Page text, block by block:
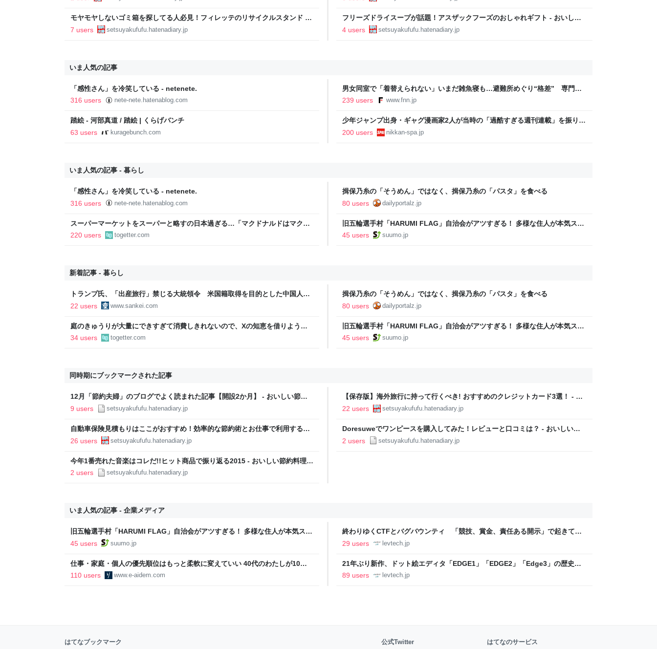
モヤモヤしないゴミ箱を探してる人必見！フィレッテのリサイクルスタンド #
ゴミ箱解消 - おいしい節約料理のススメ
7 users setsuyakufufu.hatenadiary.jp
フリーズドライスープが話題！アスザックフーズのおしゃれギフト - おいしい
節約料理のススメ
4 users setsuyakufufu.hatenadiary.jp
いま人気の記事
「感性さん」を冷笑している - netenete.
316 users
nete-nete.hatenablog.com
男女同室で「着替えられない」いまだ雑魚寝も…避難所めぐり“格差” 専門家
「標準化されていない」 令和8年熊本地震｜FNNプライムオンライン
239 users www.fnn.jp
踏絵 - 河部真道 / 踏絵 | くらげバンチ
63 users
kuragebunch.com
少年ジャンプ出身・ギャグ漫画家2人が当時の「過酷すぎる週刊連載」を振り返
る。「ヘルニアで入院しても原稿は落とさない」ストイックな舞台裏 | 日刊
200 users nikkan-spa.jp
いま人気の記事 - 暮らし
「感性さん」を冷笑している - netenete.
316 users
nete-nete.hatenablog.com
揖保乃糸の「そうめん」ではなく、揖保乃糸の「パスタ」を食べる
80 users
dailyportalz.jp
スーパーマーケットをスーパーと略すの日本過ぎる…「マクドナルドはマクド
であるべき」「海外でもある」など
220 users togetter.com
旧五輪選手村「HARUMI FLAG」自治会がアツすぎる！ 多様な住人が本気スキ
ルで挑む、盆踊り2万人集客や交通改善など“街の価値向上”戦略 東京・中央区
45 users suumo.jp
新着記事 - 暮らし
トランプ氏、「出産旅行」禁じる大統領令 米国籍取得を目的とした中国人ら
の渡米を問題視
22 users www.sankei.com
揖保乃糸の「そうめん」ではなく、揖保乃糸の「パスタ」を食べる
80 users
dailyportalz.jp
庭のきゅうりが大量にできすぎて消費しきれないので、Xの知恵を借りようと
「きゅうりレシピ」をたくさん集めることにした
34 users togetter.com
旧五輪選手村「HARUMI FLAG」自治会がアツすぎる！ 多様な住人が本気スキ
ルで挑む、盆踊り2万人集客や交通改善など“街の価値向上”戦略 東京・中央区
45 users suumo.jp
同時期にブックマークされた記事
12月「節約夫婦」のブログでよく読まれた記事【開設2か月】 - おいしい節約
料理のススメ
9 users setsuyakufufu.hatenadiary.jp
【保存版】海外旅行に持って行くべき! おすすめのクレジットカード3選！ - お
いしい節約料理のススメ
22 users setsuyakufufu.hatenadiary.jp
自動車保険見積もりはここがおすすめ！効率的な節約術とお仕事で利用する便
利サイトとは？ 年齢や免許証の色が変わる？自動車保険の見直しポイント #節
26 users setsuyakufufu.hatenadiary.jp
Doresuweでワンピースを購入してみた！レビューと口コミは？ - おいしい節
約料理のススメ
2 users setsuyakufufu.hatenadiary.jp
今年1番売れた音楽はコレだ!!ヒット商品で振り返る2015 - おいしい節約料理の
ススメ
2 users setsuyakufufu.hatenadiary.jp
いま人気の記事 - 企業メディア
旧五輪選手村「HARUMI FLAG」自治会がアツすぎる！ 多様な住人が本気スキ
ルで挑む、盆踊り2万人集客や交通改善など“街の価値向上”戦略 東京・中央
45 users suumo.jp
終わりゆくCTFとバグバウンティ 「競技、賞金、責任ある開示」で起きてい
ること【フォーカス】 - レバテックLAB
29 users levtech.jp
仕事・家庭・個人の優先順位はもっと柔軟に変えていい 40代のわたしが10年
後の自分に伝えたいこと - りっすん by イーアイデム
110 users www.e-aidem.com
21年ぶり新作、ドット絵エディタ「EDGE1」「EDGE2」「Edge3」の歴史に
ついて作者に聞く【フォーカス】 - レバテックLAB
89 users levtech.jp
はてなブックマーク 公式Twitter はてなのサービス